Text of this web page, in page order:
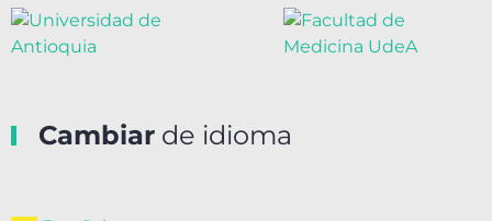
Cambiar de idioma